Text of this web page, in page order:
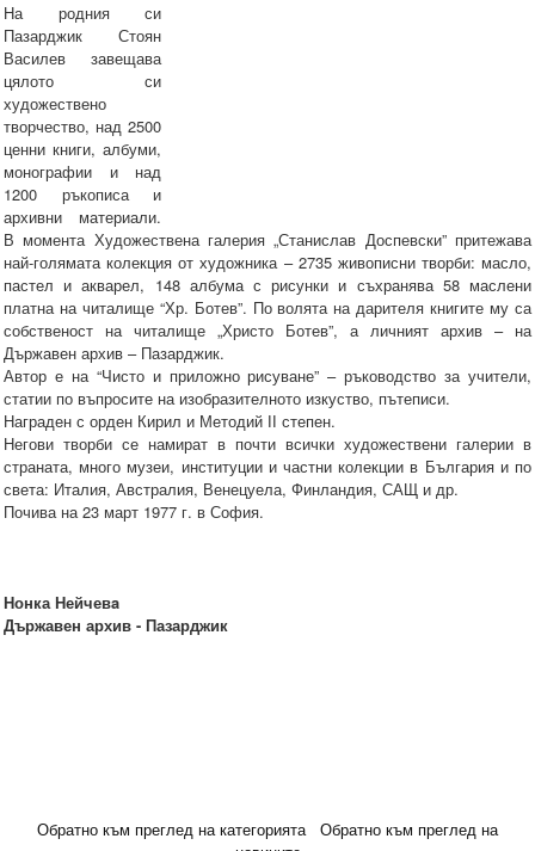
На родния си
Пазарджик Стоян
Василев завещава
цялото си
художествено
творчество, над 2500
ценни книги, албуми,
монографии и над
1200 ръкописа и
архивни материали.
В момента Художествена галерия „Станислав Доспевски” притежава
най-голямата колекция от художника – 2735 живописни творби: масло,
пастел и акварел, 148 албума с рисунки и съхранява 58 маслени
платна на читалище “Хр. Ботев”. По волята на дарителя книгите му са
собственост на читалище „Христо Ботев”, а личният архив – на
Държавен архив – Пазарджик.
Автор е на “Чисто и приложно рисуване” – ръководство за учители,
статии по въпросите на изобразителното изкуство, пътеписи.
Награден с орден Кирил и Методий ІІ степен.
Негови творби се намират в почти всички художествени галерии в
страната, много музеи, институции и частни колекции в България и по
света: Италия, Австралия, Венецуела, Финландия, САЩ и др.
Почива на 23 март 1977 г. в София.
Нонка Нейчевa
Държавен архив - Пазарджик
Обратно към преглед на категорията
Обратно към преглед на